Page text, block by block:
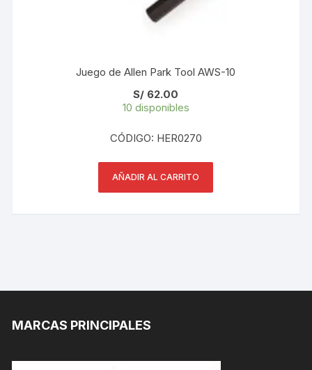
Juego de Allen Park Tool AWS-10
S/ 62.00
10 disponibles
CÓDIGO: HER0270
AÑADIR AL CARRITO
MARCAS PRINCIPALES